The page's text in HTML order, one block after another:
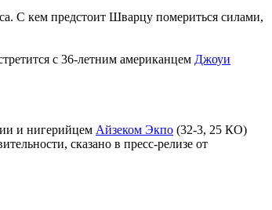
С кем предстоит Шварцу помериться силами,
с 36-летним американцем Джоуи
и нигерийцем Айзеком Экпо (32-3, 25 КО)
сказано в пресс-релизе от